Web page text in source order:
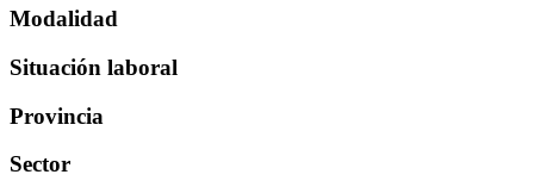
Modalidad
Situación laboral
Provincia
Sector